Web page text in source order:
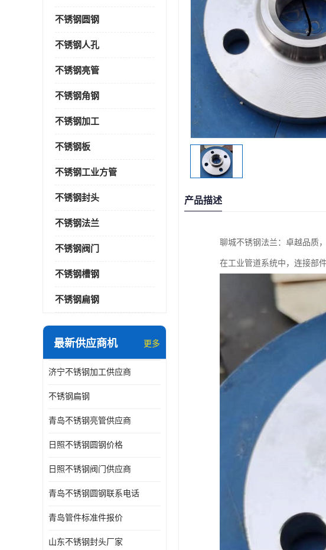
不锈钢圆钢
不锈钢人孔
不锈钢亮管
不锈钢角钢
不锈钢加工
不锈钢板
不锈钢工业方管
不锈钢封头
不锈钢法兰
不锈钢阀门
不锈钢槽钢
不锈钢扁钢
最新供应商机 更多
济宁不锈钢加工供应商
不锈钢扁钢
青岛不锈钢亮管供应商
日照不锈钢圆钢价格
日照不锈钢阀门供应商
青岛不锈钢圆钢联系电话
青岛管件标准件报价
山东不锈钢封头厂家
产品描述
聊城不锈钢法兰：卓越品质
在工业管道系统中，连接部